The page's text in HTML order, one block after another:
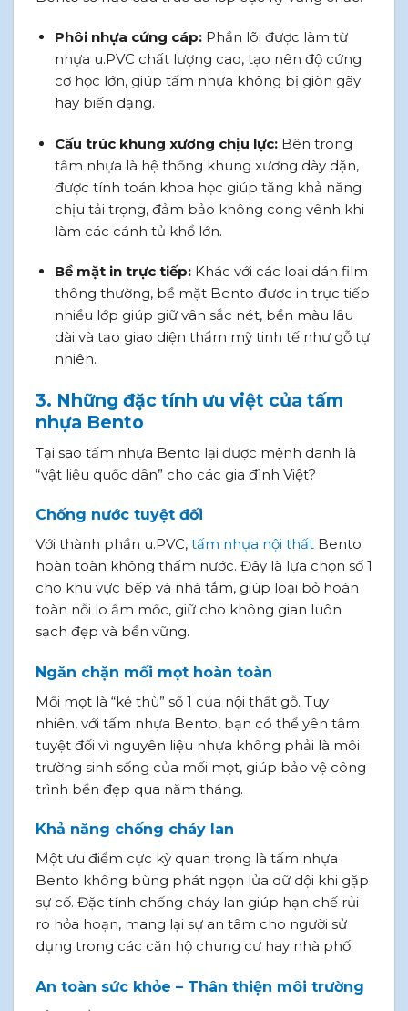
Phôi nhựa cứng cáp:Phần lõi được làm từ
nhựa u.PVC chất lượng cao, tạo nên độ cứng
cơ học lớn, giúp tấm nhựa không bị giòn gãy
hay biến dạng.
Cấu trúc khung xương chịu lực:Bên trong
tấm nhựa là hệ thống khung xương dày dặn,
được tính toán khoa học giúp tăng khả năng
chịu tải trọng, đảm bảo không cong vênh khi
làm các cánh tủ khổ lớn.
Bề mặt in trực tiếp:Khác với các loại dán film
thông thường, bề mặt Bento được in trực tiếp
nhiều lớp giúp giữ vân sắc nét, bền màu lâu
dài và tạo giao diện thẩm mỹ tinh tế như gỗ tự
nhiên.
3. Những đặc tính ưu việt của tấm
nhựa Bento
Tại sao tấm nhựa Bento lại được mệnh danh là
“vật liệu quốc dân” cho các gia đình Việt?
Chống nước tuyệt đối
Với thành phần u.PVC, tấm nhựa nội thất Bento
hoàn toàn không thấm nước. Đây là lựa chọn số 1
cho khu vực bếp và nhà tắm, giúp loại bỏ hoàn
toàn nỗi lo ẩm mốc, giữ cho không gian luôn
sạch đẹp và bền vững.
Ngăn chặn mối mọt hoàn toàn
Mối mọt là “kẻ thù” số 1 của nội thất gỗ. Tuy
nhiên, với tấm nhựa Bento, bạn có thể yên tâm
tuyệt đối vì nguyên liệu nhựa không phải là môi
trường sinh sống của mối mọt, giúp bảo vệ công
trình bền đẹp qua năm tháng.
Khả năng chống cháy lan
Một ưu điểm cực kỳ quan trọng là tấm nhựa
Bento không bùng phát ngọn lửa dữ dội khi gặp
sự cố. Đặc tính chống cháy lan giúp hạn chế rủi
ro hỏa hoạn, mang lại sự an tâm cho người sử
dụng trong các căn hộ chung cư hay nhà phố.
An toàn sức khỏe – Thân thiện môi trường